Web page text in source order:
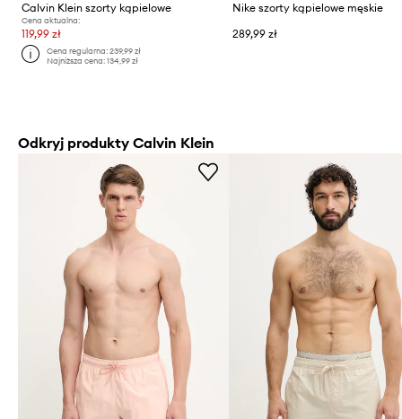
Calvin Klein szorty kąpielowe
Cena aktualna:
119,99 zł
Cena regularna:239,99 zł
Najniższa cena:134,99 zł
Nike szorty kąpielowe męskie
289,99 zł
Odkryj produkty Calvin Klein